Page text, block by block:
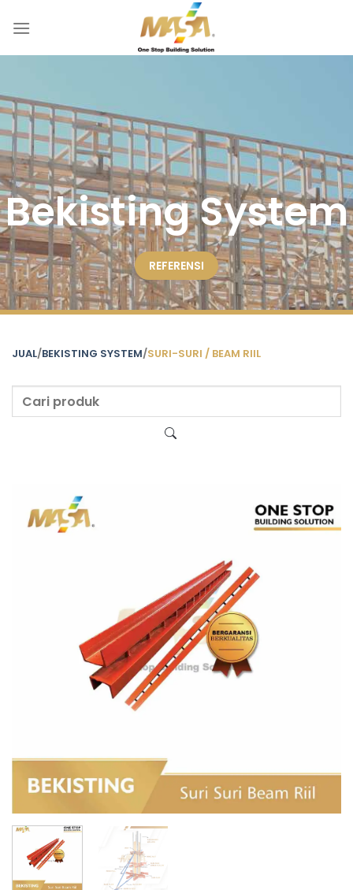
Bekisting System
REFERENSI
JUAL/BEKISTING SYSTEM/SURI-SURI / BEAM RIIL